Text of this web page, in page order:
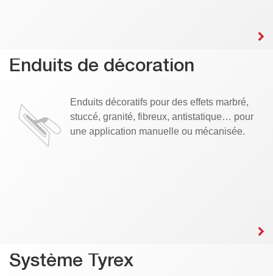
Enduits de décoration
Enduits décoratifs pour des effets marbré,
stuccé, granité, fibreux, antistatique… pour
une application manuelle ou mécanisée.
Système Tyrex